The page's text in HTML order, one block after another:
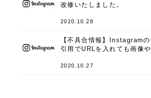
改修いたしました。
2020.10.28
【不具合情報】Instagramの
引用でURLを入れても画像や
件
2020.10.27